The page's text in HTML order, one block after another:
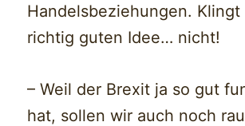
Handelsbeziehungen.
richtig guten Idee… nicht!
– Weil der Brexit ja so gut
hat, sollen wir auch noch